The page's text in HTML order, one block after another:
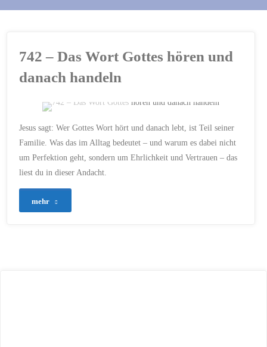
742 – Das Wort Gottes hören und
danach handeln
ALLTAG /
BEZIEHUNG
ZU GOTT/ BIBEL/
CHRISTLICHER GLAUBE/
EVANGELIUM
GOTTES/GLAUBE LEBEN
/HÖREN/JAKOBUSBRIEF
JESUS
LUKAS 8
HANDELN/TUN STATT
Jesus sagt: Wer Gottes Wort hört und danach lebt, ist Teil seiner
Familie. Was das im Alltag bedeutet – und warum es dabei nicht
um Perfektion geht, sondern um Ehrlichkeit und Vertrauen – das
liest du in dieser Andacht.
mehr